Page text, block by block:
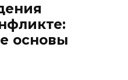
основы